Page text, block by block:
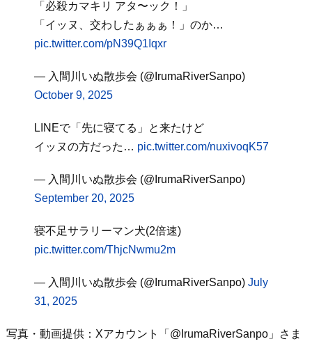
「必殺カマキリ アタ〜ック！」
「イッヌ、交わしたぁぁぁ！」のか…
pic.twitter.com/pN39Q1Iqxr
— 入間川いぬ散歩会 (@IrumaRiverSanpo)
October 9, 2025
LINEで「先に寝てる」と来たけど
イッヌの方だった… pic.twitter.com/nuxivoqK57
— 入間川いぬ散歩会 (@IrumaRiverSanpo)
September 20, 2025
寝不足サラリーマン犬(2倍速)
pic.twitter.com/ThjcNwmu2m
— 入間川いぬ散歩会 (@IrumaRiverSanpo) July
31, 2025
写真・動画提供：Xアカウント「@IrumaRiverSanpo」さま